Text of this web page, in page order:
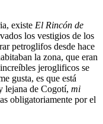
existe El Rincón de
los vestigios de los
petroglifos desde hace
la zona, que eran
jeroglificos se
gusta, es que está
lejana de Cogotí, mi
obligatoriamente por el